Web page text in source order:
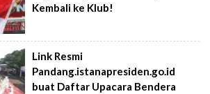
Kembali ke Klub!
Link Resmi
Pandang.istanapresiden.go.id
buat Daftar Upacara Bendera